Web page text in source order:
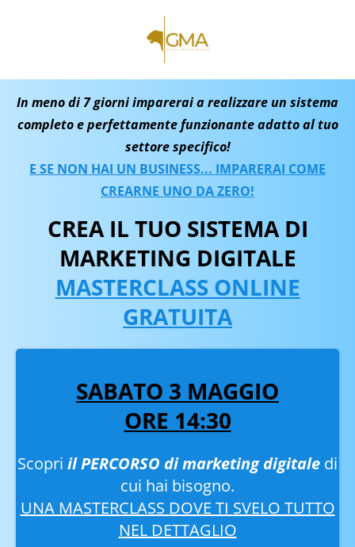
In meno di 7 giorni imparerai a realizzare un sistema
completo e perfettamente funzionante adatto al tuo
settore specifico!
E SE NON HAI UN BUSINESS... IMPARERAI COME
CREARNE UNO DA ZERO!
CREA IL TUO SISTEMA DI
MARKETING DIGITALE
MASTERCLASS ONLINE
GRATUITA
SABATO 3 MAGGIO
ORE 14:30
Scopri il PERCORSO di marketing digitale di
cui hai bisogno.
UNA MASTERCLASS DOVE TI SVELO TUTTO
NEL DETTAGLIO